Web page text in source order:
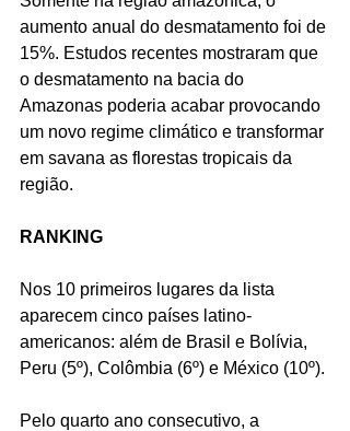
aumento anual do desmatamento foi de
15%. Estudos recentes mostraram que
o desmatamento na bacia do
Amazonas poderia acabar provocando
um novo regime climático e transformar
em savana as florestas tropicais da
região.
RANKING
Nos 10 primeiros lugares da lista
aparecem cinco países latino-
americanos: além de Brasil e Bolívia,
Peru (5º), Colômbia (6º) e México (10º).
Pelo quarto ano consecutivo, a